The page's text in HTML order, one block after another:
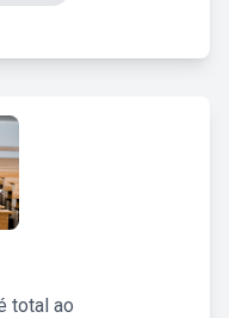
total ao